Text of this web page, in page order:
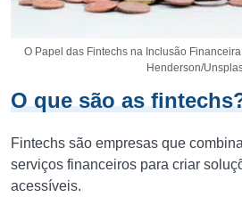
O Papel das Fintechs na Inclusão
Henderson/
O que são as
Fintechs são empresas que
serviços financeiros para criar
acessíveis.